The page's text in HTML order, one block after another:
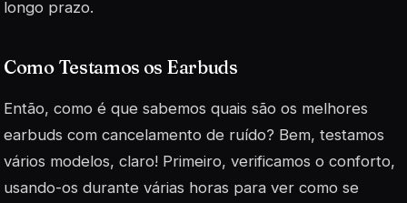
longo prazo.
Como Testamos os Earbuds
Então, como é que sabemos quais são os melhores
earbuds com cancelamento de ruído? Bem, testamos
vários modelos, claro! Primeiro, verificamos o conforto,
usando-os durante várias horas para ver como se